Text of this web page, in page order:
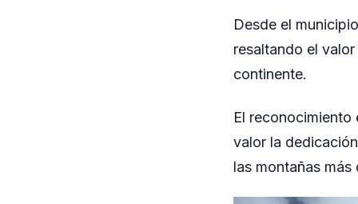
Desde el
resaltando el
continente.
El
valor la
las montañas